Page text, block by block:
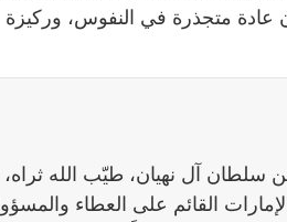
متجذرة في النفوس، وركيزة
سلطان آل نهيان، طيّب الله
القائم على العطاء